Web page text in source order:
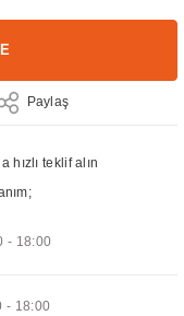
Paylaş
hızlı teklif alın
- 18:00
- 18:00